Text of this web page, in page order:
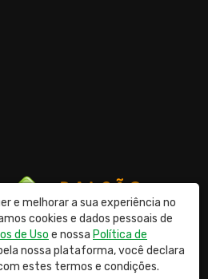
© 2026 Balcão Popular Classificados
e melhorar a sua experiência no
cookies e dados pessoais de
de Uso e nossa Política de
nossa plataforma, você declara
estes termos e condições.